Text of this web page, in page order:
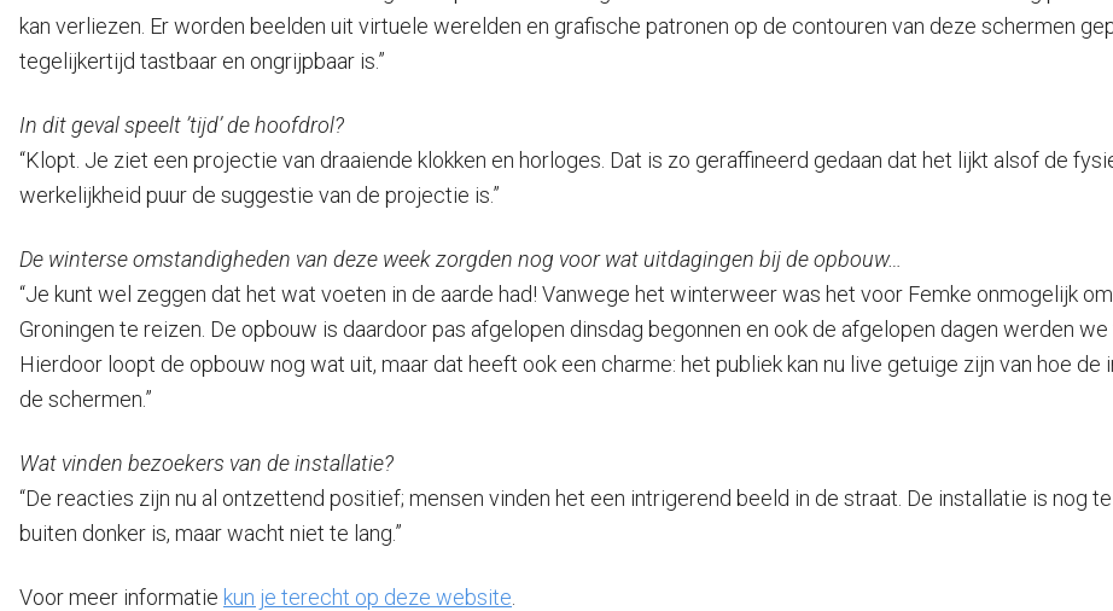
kan verliezen. Er worden beelden uit virtuele werelden en grafische patronen op de contouren van deze schermen
tegelijkertijd tastbaar en ongrijpbaar is.”
In dit geval speelt ’tijd’ de hoofdrol?
“Klopt. Je ziet een projectie van draaiende klokken en horloges. Dat is zo geraffineerd gedaan dat het lijkt alsof de
werkelijkheid puur de suggestie van de projectie is.”
De winterse omstandigheden van deze week zorgden nog voor wat uitdagingen bij de opbouw…
“Je kunt wel zeggen dat het wat voeten in de aarde had! Vanwege het winterweer was het voor Femke onmogelijk
Groningen te reizen. De opbouw is daardoor pas afgelopen dinsdag begonnen en ook de afgelopen dagen werden
Hierdoor loopt de opbouw nog wat uit, maar dat heeft ook een charme: het publiek kan nu live getuige zijn van hoe
de schermen.”
Wat vinden bezoekers van de installatie?
“De reacties zijn nu al ontzettend positief; mensen vinden het een intrigerend beeld in de straat. De installatie is nog
buiten donker is, maar wacht niet te lang.”
Voor meer informatie kun je terecht op deze website